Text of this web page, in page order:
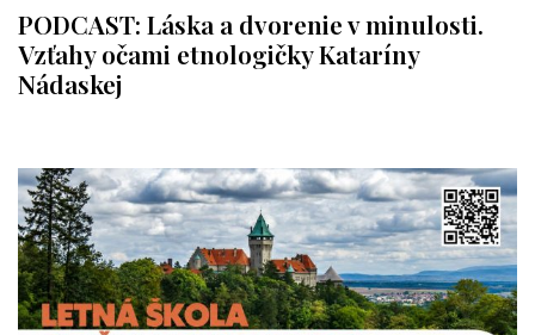
PODCAST: Láska a dvorenie v minulosti.
Vzťahy očami etnologičky Kataríny
Nádaskej